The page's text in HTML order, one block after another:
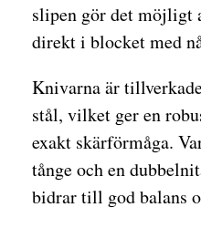
slipen gör det möjligt
direkt i blocket med
Knivarna är
stål, vilket ger en
exakt skärförmåga.
tånge och en
bidrar till god balans